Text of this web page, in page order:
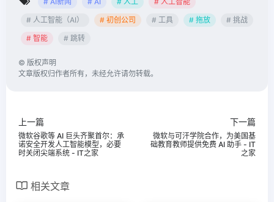
# 人工智能（AI）
# 初创公司 # 工具 # 拖放
# 挑战
# 智能
# 跳转
© 版权声明
文章版权归作者所有，未经允许请勿转载。
上一篇
微软谷歌等 AI 巨头齐聚首尔：承
诺安全开发人工智能模型，必要
时关闭尖端系统 - IT之家
下一篇
微软与可汗学院合作，为美国基
础教育教师提供免费 AI 助手 - IT
之家
相关文章